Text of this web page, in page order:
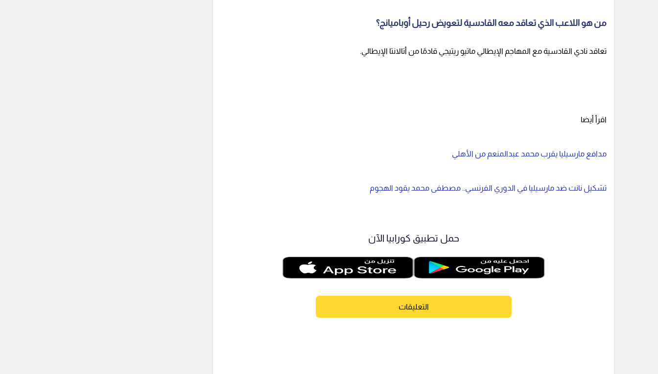
من هو اللاعب الذي تعاقد معه القادسية لتعويض رحيل أوباميانج؟
تعاقد نادي القادسية مع المهاجم الإيطالي ماتيو ريتيجي قادمًا من أتالانتا الإيطالي.
اقرأ أيضا
مدافع مارسيليا يقرب محمد عبدالمنعم من الأهلي
تشكيل نانت ضد مارسيليا في الدوري الفرنسي.. مصطفى محمد يقود الهجوم
حمل تطبيق كورابيا الآن
التعليقات